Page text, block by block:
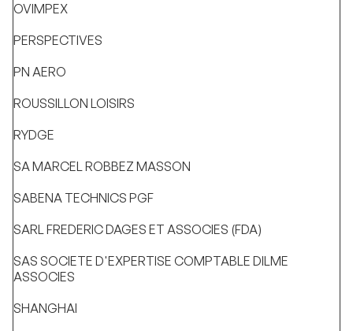
OVIMPEX
PERSPECTIVES
PN AERO
ROUSSILLON LOISIRS
RYDGE
SA MARCEL ROBBEZ MASSON
SABENA TECHNICS PGF
SARL FREDERIC DAGES ET ASSOCIES (FDA)
SAS SOCIETE D'EXPERTISE COMPTABLE DILME
ASSOCIES
SHANGHAI